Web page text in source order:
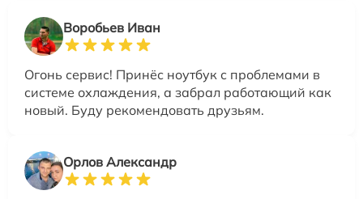
Воробьев Иван
Огонь сервис! Принёс ноутбук с проблемами в
системе охлаждения, а забрал работающий как
новый. Буду рекомендовать друзьям.
Орлов Александр